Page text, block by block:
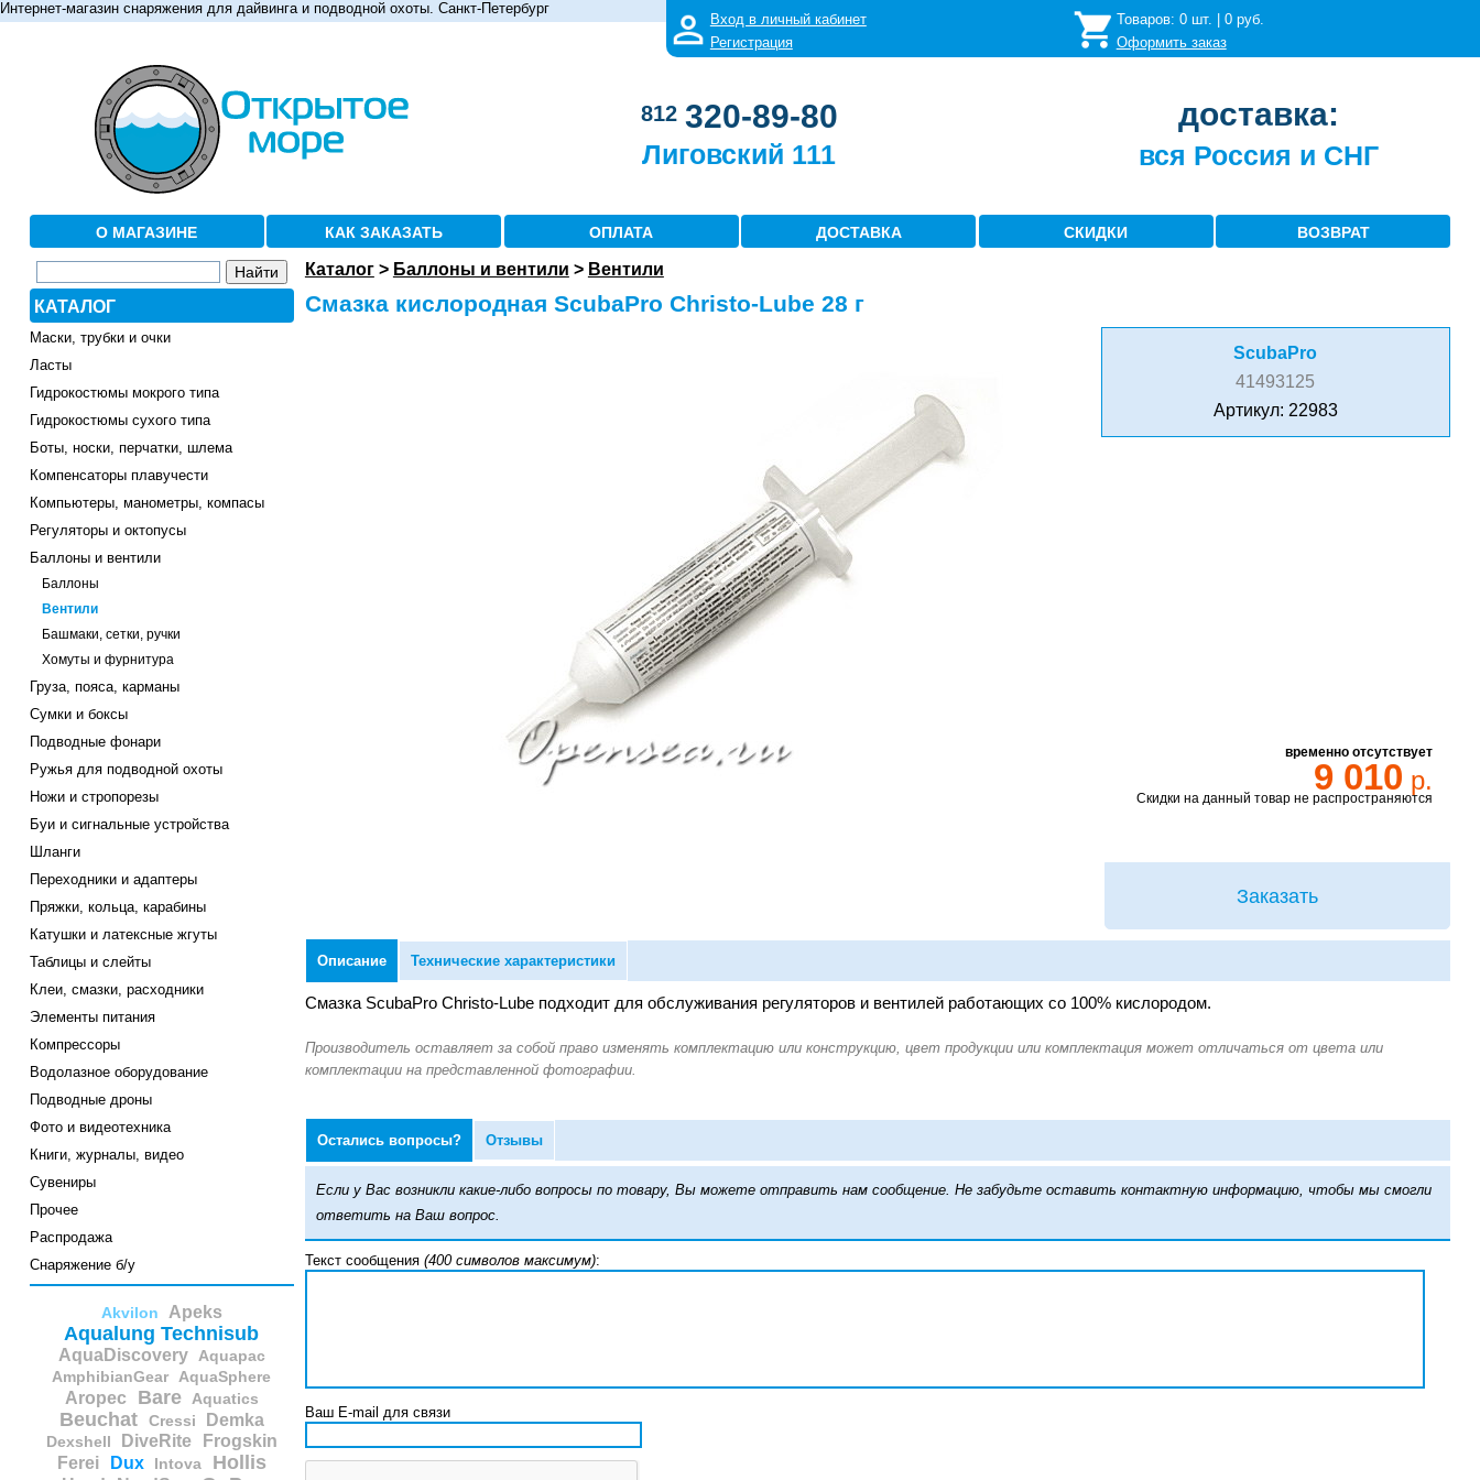
Интернет-магазин снаряжения для дайвинга и подводной охоты. Санкт-Петербург
Вход в личный кабинет
Регистрация
Товаров: 0шт. | 0руб.
Оформить заказ
812 320-89-80
Лиговский 111
доставка:
вся Россия и СНГ
О МАГАЗИНЕ КАК ЗАКАЗАТЬ ОПЛАТА ДОСТАВКА СКИДКИ ВОЗВРАТ
КАТАЛОГ
Маски, трубки и очки
Ласты
Гидрокостюмы мокрого типа
Гидрокостюмы сухого типа
Боты, носки, перчатки, шлема
Компенсаторы плавучести
Компьютеры, манометры, компасы
Регуляторы и октопусы
Баллоны и вентили
Баллоны
Вентили
Башмаки, сетки, ручки
Хомуты и фурнитура
Груза, пояса, карманы
Сумки и боксы
Подводные фонари
Ружья для подводной охоты
Ножи и стропорезы
Буи и сигнальные устройства
Шланги
Переходники и адаптеры
Пряжки, кольца, карабины
Катушки и латексные жгуты
Таблицы и слейты
Клеи, смазки, расходники
Элементы питания
Компрессоры
Водолазное оборудование
Подводные дроны
Фото и видеотехника
Книги, журналы, видео
Сувениры
Прочее
Распродажа
Снаряжение б/у
Akvilon Apeks
Aqualung Technisub
AquaDiscovery Aquapac
AmphibianGear AquaSphere
Aropec Bare Aquatics
Beuchat Cressi Demka
Dexshell DiveRite
Frogskin
Ferei
Dux Intova Hollis
Каталог> Баллоны и вентили > Вентили
Смазка кислородная ScubaPro Christo-Lube 28 г
ScubaPro
41493125
Артикул: 22983
временно отсутствует
9 010 р.
Скидки на данный товар не распространяются
Заказать
Описание Технические характеристики
Смазка ScubaPro Christo-Lube подходит для обслуживания регуляторов и вентилей работающих со 100% кислородом.
Остались вопросы? Отзывы
Если у Вас возникли какие-либо вопросы по товару, Вы можете отправить нам сообщение. Не забудьте оставить контактную информацию, чтобы мы смогли
ответить на Ваш вопрос.
Текст сообщения (400 символов максимум):
Ваш E-mail для связи